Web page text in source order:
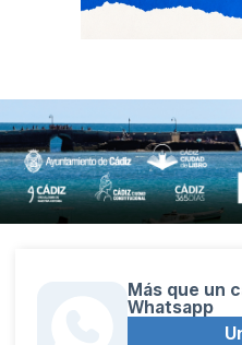
Más que un
Whatsapp